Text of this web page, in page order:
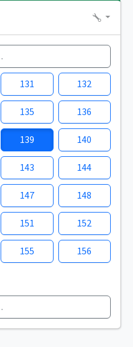
131 132
135 136
139 140
143 144
147 148
151 152
155 156